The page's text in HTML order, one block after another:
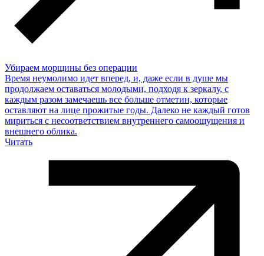
Убираем морщины без операции
Время неумолимо идет вперед, и, даже если в душе мы
продолжаем оставаться молодыми, подходя к зеркалу, с
каждым разом замечаешь все больше отметин, которые
оставляют на лице прожитые годы. Далеко не каждый готов
мириться с несоответствием внутреннего самоощущения и
внешнего облика.
Читать